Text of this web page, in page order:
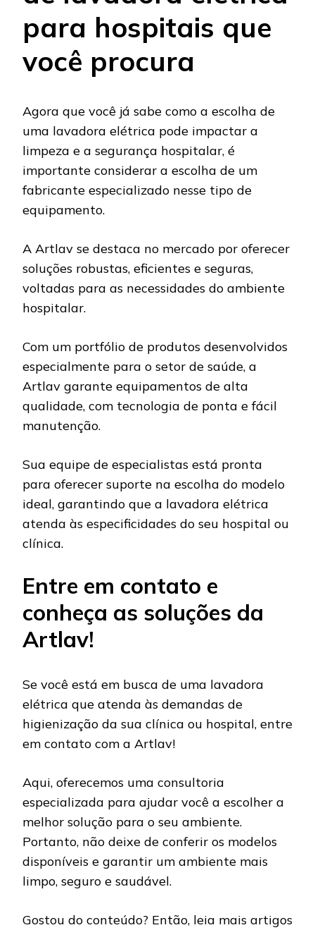
para hospitais que
você procura
Agora que você já sabe como a escolha de
uma lavadora elétrica pode impactar a
limpeza e a segurança hospitalar, é
importante considerar a escolha de um
fabricante especializado nesse tipo de
equipamento.
A Artlav se destaca no mercado por oferecer
soluções robustas, eficientes e seguras,
voltadas para as necessidades do ambiente
hospitalar.
Com um portfólio de produtos desenvolvidos
especialmente para o setor de saúde, a
Artlav garante equipamentos de alta
qualidade, com tecnologia de ponta e fácil
manutenção.
Sua equipe de especialistas está pronta
para oferecer suporte na escolha do modelo
ideal, garantindo que a lavadora elétrica
atenda às especificidades do seu hospital ou
clínica.
Entre em contato e
conheça as soluções da
Artlav!
Se você está em busca de uma lavadora
elétrica que atenda às demandas de
higienização da sua clínica ou hospital, entre
em contato com a Artlav!
Aqui, oferecemos uma consultoria
especializada para ajudar você a escolher a
melhor solução para o seu ambiente.
Portanto, não deixe de conferir os modelos
disponíveis e garantir um ambiente mais
limpo, seguro e saudável.
Gostou do conteúdo? Então, leia mais artigos